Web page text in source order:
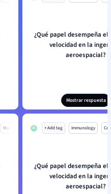
¿Qué papel desempeña el
velocidad en la
aeroespacial?
Mostrar respuesta
Mo + Add tag Immunology
¿Qué papel desempeña el
velocidad en la
aeroespacial?